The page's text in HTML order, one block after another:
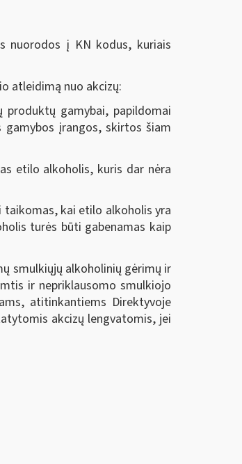
nuorodos į KN kodus, kuriais
atleidimą nuo akcizų:
gamybai, papildomai
įrangos, skirtos šiam
etilo alkoholis, kuris dar nėra
kai etilo alkoholis yra
turės būti gabenamas kaip
smulkiųjų alkoholinių gėrimų ir
ir nepriklausomo smulkiojo
atitinkantiems Direktyvoje
akcizų lengvatomis, jei